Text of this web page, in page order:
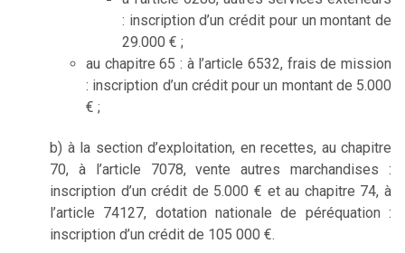
: inscription d’un crédit pour un montant de
29.000 € ;
au chapitre 65 : à l’article 6532, frais de mission
: inscription d’un crédit pour un montant de 5.000
€ ;
b) à la section d’exploitation, en recettes, au chapitre
70, à l’article 7078, vente autres marchandises :
inscription d’un crédit de 5.000 € et au chapitre 74, à
l’article 74127, dotation nationale de péréquation :
inscription d’un crédit de 105 000 €.